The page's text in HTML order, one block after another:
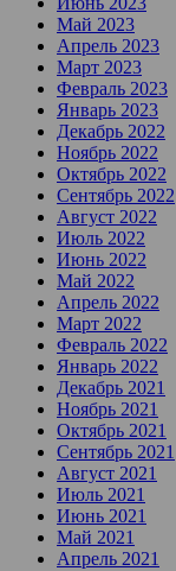
Май 2023
Апрель 2023
Март 2023
Февраль 2023
Январь 2023
Декабрь 2022
Ноябрь 2022
Октябрь 2022
Сентябрь 2022
Август 2022
Июль 2022
Июнь 2022
Май 2022
Апрель 2022
Март 2022
Февраль 2022
Январь 2022
Декабрь 2021
Ноябрь 2021
Октябрь 2021
Сентябрь 2021
Август 2021
Июль 2021
Июнь 2021
Май 2021
Апрель 2021